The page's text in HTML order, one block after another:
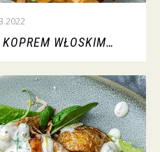
WŁOSKIM…